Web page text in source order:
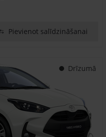
Pievienot salīdzināšanai
Drīzumā